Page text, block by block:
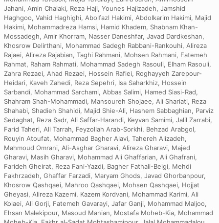
Jahani, Amin Chalaki, Reza Haji, Younes Hajizadeh, Jamshid
Haghgoo, Vahid Haghighi, Abolfazl Hakimi, Abdolkarim Hakimi, Majid
Hakimi, Mohammadreza Hamsi, Hamid Khadem, Shabnam Khan-
Mossadegh, Amir Khorram, Nasser Daneshfar, Javad Dardkeshan,
Khosrow Delirthani, Mohammad Sadegh Rabbani-Rankouhi, Alireza
Rajaei, Alireza Rajabian, Taghi Rahmani, Mohsen Rahmani, Fatemeh
Rahmat, Raham Rahmati, Mohammad Sadegh Rasouli, Elham Rasouli,
Zahra Rezaei, Ahad Rezaei, Hossein Rafiei, Roghayyeh Zarepour-
Heidari, Kaveh Zahedi, Reza Sepehri, Isa Saharkhiz, Hossein
Sarbandi, Mohammad Sarchami, Abbas Salimi, Hamed Siasi-Rad,
Shahram Shah-Mohammadi, Mansoureh Shojaee, Ali Shariati, Reza
Shahabi, Shadieh Shahidi, Majid Shie-Ali, Hashem Sabbaghian, Parviz
Sedaghat, Reza Sadr, Ali Saffar-Harandi, Keyvan Samimi, Jalil Zarrabi,
Farid Taheri, Ali Tarrah, Feyzollah Arab-Sorkhi, Behzad Arabgol,
Rouyin Atoufat, Mohammad Bagher Alavi, Tahereh Alizadeh,
Mahmoud Omrani, Ali-Asghar Gharavi, Alireza Gharavi, Majed
Gharavi, Masih Gharavi, Mohammad Ali Ghaffarian, Ali Ghafrani,
Farideh Gheirat, Reza Fani-Yazdi, Bagher Fathali-Beigi, Mehdi
Fakhrzadeh, Ghaffar Farzadi, Maryam Ghods, Javad Ghorbanpour,
Khosrow Qashqaei, Mahroo Qashqaei, Mohsen Qashqaei, Hojjat
Gheyasi, Alireza Kazemi, Kazem Kordvani, Mohammad Karimi, Ali
Kolaei, Ali Gorji, Fatemeh Gavarayi, Jafar Ganji, Mohammad Maljoo,
Ehsan Malekipour, Masoud Manian, Mostafa Moheb-Kia, Mohammad